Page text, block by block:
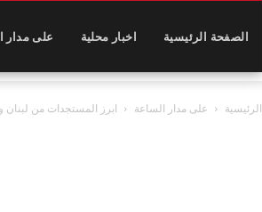
الصفحة الرئيسية اخبار محلية على مدار
الرئيسية على مدار الساعة ابرز المستجدات من لبنان